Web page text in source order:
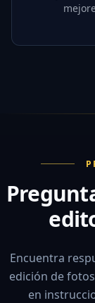
Encuentra
edición de
en